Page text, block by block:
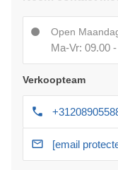
Open
Ma-Vr: 09.00
Verkoopteam
[email